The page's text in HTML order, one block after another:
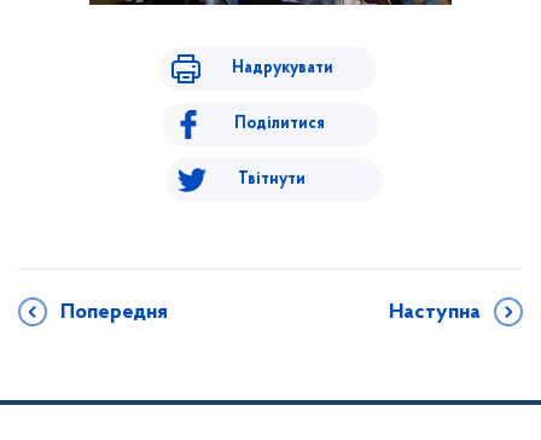
Надрукувати
Поділитися
Твітнути
Попередня Наступна